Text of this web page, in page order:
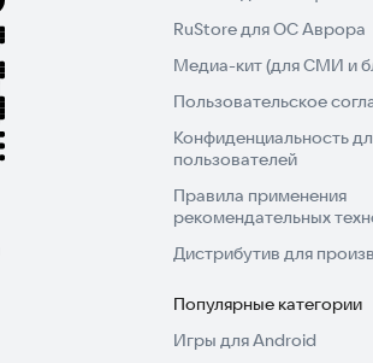
RuStore для ОС Аврора
Медиа-кит (для СМИ и
Пользовательское
Конфиденциальность
пользователей
Правила применения
рекомендательных
Дистрибутив для
Популярные категории
Игры для Android